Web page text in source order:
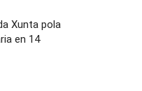
Xunta pola
en 14